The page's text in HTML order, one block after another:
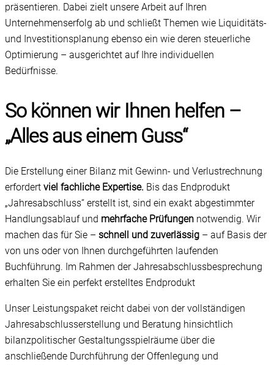
präsentieren. Dabei zielt unsere Arbeit auf Ihren
Unternehmenserfolg ab und schließt Themen wie Liquiditäts-
und Investitionsplanung ebenso ein wie deren steuerliche
Optimierung – ausgerichtet auf Ihre individuellen
Bedürfnisse.
So können wir Ihnen helfen –
„Alles aus einem Guss“
Die Erstellung einer Bilanz mit Gewinn- und Verlustrechnung
erfordert viel fachliche Expertise. Bis das Endprodukt
„Jahresabschluss“ erstellt ist, sind ein exakt abgestimmter
Handlungsablauf und mehrfache Prüfungen notwendig. Wir
machen das für Sie – schnell und zuverlässig – auf Basis der
von uns oder von Ihnen durchgeführten laufenden
Buchführung. Im Rahmen der Jahresabschlussbesprechung
erhalten Sie ein perfekt erstelltes Endprodukt
Unser Leistungspaket reicht dabei von der vollständigen
Jahresabschlusserstellung und Beratung hinsichtlich
bilanzpolitischer Gestaltungsspielräume über die
anschließende Durchführung der Offenlegung und